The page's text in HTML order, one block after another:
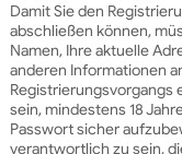
Damit Sie den
abschließen können,
Namen, Ihre aktuelle
anderen Informationen
Registrierungsvorgangs
sein, mindestens 18
Passwort sicher
verantwortlich zu sein,